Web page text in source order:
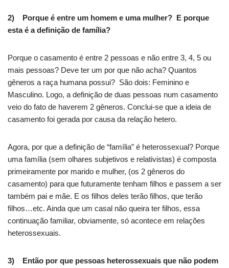
2) Porque é entre um homem e uma mulher? E porque
esta é a definição de família?
Porque o casamento é entre 2 pessoas e não entre 3, 4, 5 ou
mais pessoas? Deve ter um por que não acha? Quantos
gêneros a raça humana possui? São dois: Feminino e
Masculino. Logo, a definição de duas pessoas num casamento
veio do fato de haverem 2 gêneros. Conclui-se que a ideia de
casamento foi gerada por causa da relação hetero.
Agora, por que a definição de “família” é heterossexual? Porque
uma família (sem olhares subjetivos e relativistas) é composta
primeiramente por marido e mulher, (os 2 gêneros do
casamento) para que futuramente tenham filhos e passem a ser
também pai e mãe. E os filhos deles terão filhos, que terão
filhos…etc. Ainda que um casal não queira ter filhos, essa
continuação familiar, obviamente, só acontece em relações
heterossexuais.
3) Então por que pessoas heterossexuais que não podem